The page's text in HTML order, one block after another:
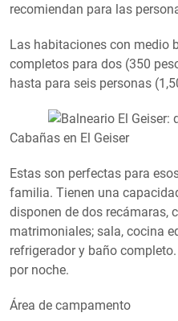
recomiendan para las
Las habitaciones con medio
completos para dos (350
hasta para seis personas
Cabañas en El Geiser
Estas son perfectas para
familia. Tienen una
disponen de dos recámaras,
matrimoniales; sala, cocina
refrigerador y baño
por noche.
Área de campamento